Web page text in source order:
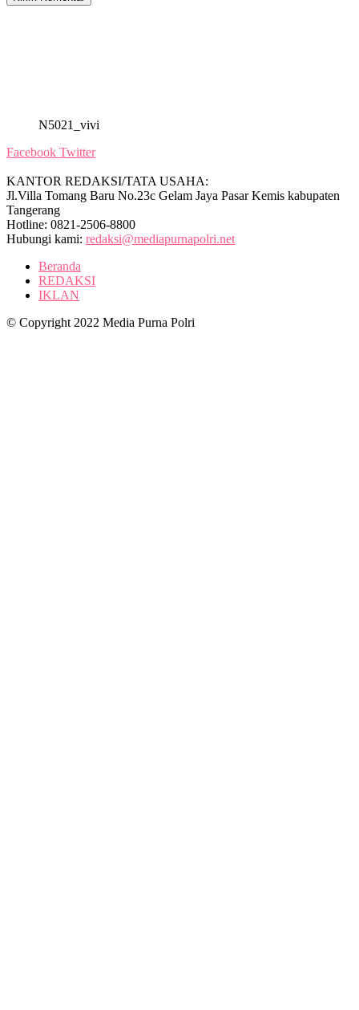
N5021_vivi
Facebook Twitter
KANTOR REDAKSI/TATA USAHA:
Jl.Villa Tomang Baru No.23c Gelam Jaya Pasar Kemis kabupaten
Tangerang
Hotline: 0821-2506-8800
Hubungi kami: redaksi@mediapurnapolri.net
Beranda
REDAKSI
IKLAN
© Copyright 2022 Media Purna Polri